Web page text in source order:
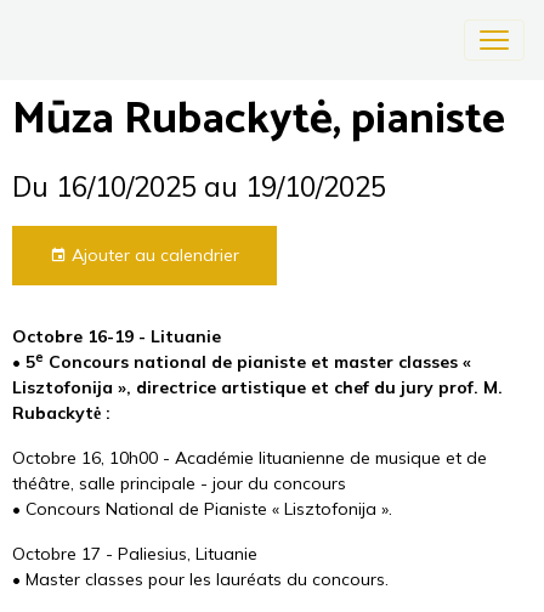
Mūza Rubackytė, pianiste
Du 16/10/2025 au 19/10/2025
Ajouter au calendrier
Octobre 16-19 - Lituanie
• 5e Concours national de pianiste et master classes «
Lisztofonija », directrice artistique et chef du jury prof. M.
Rubackytė :
Octobre 16, 10h00 - Académie lituanienne de musique et de
théâtre, salle principale - jour du concours
• Concours National de Pianiste « Lisztofonija ».
Octobre 17 - Paliesius, Lituanie
• Master classes pour les lauréats du concours.